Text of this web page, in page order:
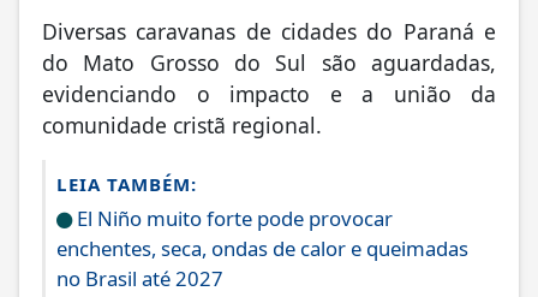
Diversas caravanas de cidades do Paraná e
do Mato Grosso do Sul são aguardadas,
evidenciando o impacto e a união da
comunidade cristã regional.
LEIA TAMBÉM:
El Niño muito forte pode provocar
enchentes, seca, ondas de calor e queimadas
no Brasil até 2027